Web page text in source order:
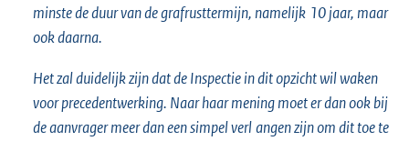
minste de duur van de grafrusttermijn, namelijk 10 jaar, maar
ook daarna.
Het zal duidelijk zijn dat de Inspectie in dit opzicht wil waken
voor precedentwerking. Naar haar mening moet er dan ook bij
de aanvrager meer dan een simpel verlangen zijn om dit toe te